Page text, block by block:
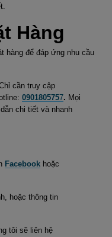
Hàng
hàng để đáp ứng nhu cầu
cần truy cập
0901805757. Mọi
chi tiết và nhanh
Facebook hoặc
hoặc thông tin
tôi sẽ liên hệ